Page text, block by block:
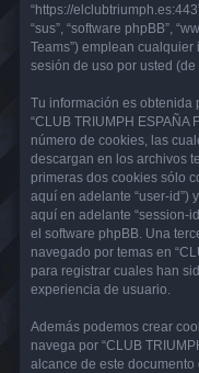
“https://
“sus”, “software phpBB”,
Teams”) emplean
sesión de uso por usted (de
Tu información es obtenida
“CLUB TRIUMPH ESPAÑA
número de cookies, las
descargan en los archivos
primeras dos cookies sólo
aquí en adelante “user-id”)
aquí en adelante “session-
el software phpBB. Una
navegado por temas en
para registrar cuales han
experiencia de usuario.
Además podemos crear
navega por “CLUB
alcance de este